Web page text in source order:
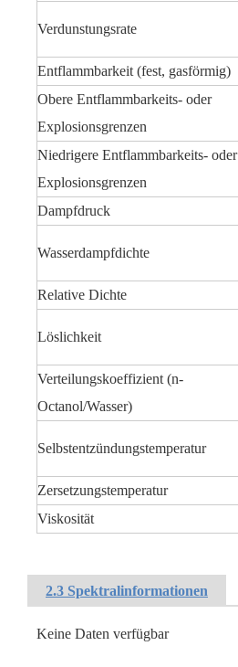
Verdunstungsrate
Entflammbarkeit (fest, gasförmig)
Obere Entflammbarkeits- oder
Explosionsgrenzen
Niedrigere Entflammbarkeits- oder
Explosionsgrenzen
Dampfdruck
Wasserdampfdichte
Relative Dichte
Löslichkeit
Verteilungskoeffizient (n-
Octanol/Wasser)
Selbstentzündungstemperatur
Zersetzungstemperatur
Viskosität
2.3 Spektralinformationen
Keine Daten verfügbar